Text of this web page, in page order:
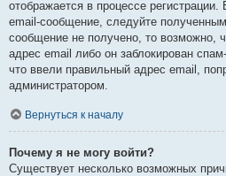
отображается в процессе
email-сообщение, следуйте
сообщение не получено, то возможно,
адрес email либо он заблокирован
что ввели правильный адрес email,
администратором.
Вернуться к началу
Почему я не могу войти?
Существует несколько возможных